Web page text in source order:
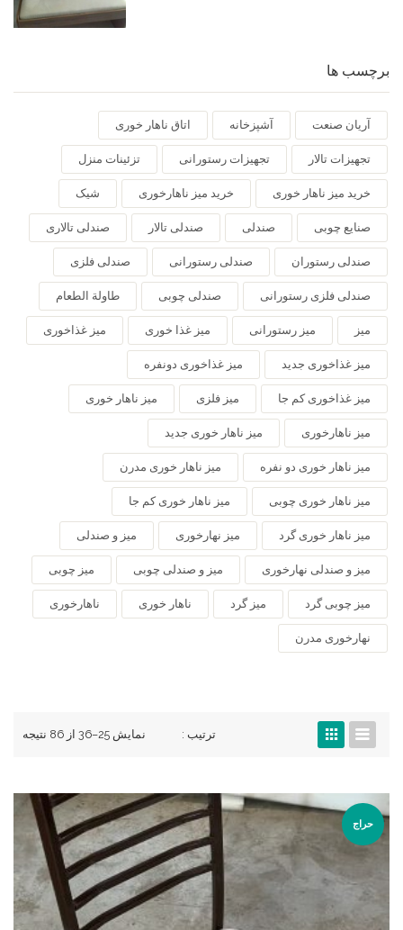
برچسب ها
آریان صنعت آشپزخانه اتاق ناهار خوری
تجهیزات تالار تجهیزات رستورانی تزئینات منزل
خرید میز ناهار خوری خرید میز ناهارخوری شیک
صنایع چوبی صندلی صندلی تالار صندلی تالاری
صندلی رستوران صندلی رستورانی صندلی فلزی
صندلی فلزی رستورانی صندلی چوبی طاولة الطعام
میز میز رستورانی میز غذا خوری میز غذاخوری
میز غذاخوری جدید میز غذاخوری دونفره
میز غذاخوری کم جا میز فلزی میز ناهار خوری
میز ناهارخوری میز ناهار خوری جدید
میز ناهار خوری دو نفره میز ناهار خوری مدرن
میز ناهار خوری چوبی میز ناهار خوری کم جا
میز ناهار خوری گرد میز نهارخوری میز و صندلی
میز و صندلی نهارخوری میز و صندلی چوبی میز چوبی
میز چوبی گرد میز گرد ناهار خوری ناهارخوری
نهارخوری مدرن
نمایش 25–36 از 86 نتیجه ترتیب :
حراج